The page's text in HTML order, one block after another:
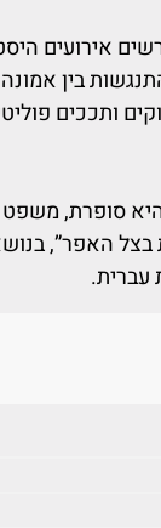
אירועים
בין אמונה
ותככים
סופרת,
בצל האפר”,
עברית.